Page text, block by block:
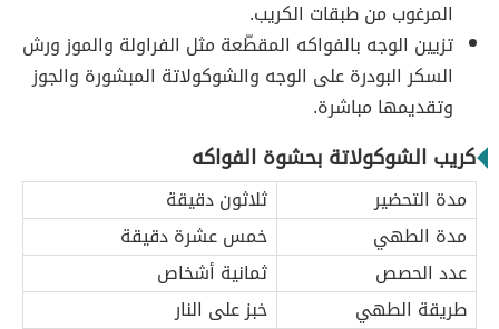
المرغوب من طبقات الكريب.
تزيين الوجه بالفواكه المقطّعة مثل الفراولة والموز ورش
السكر البودرة على الوجه والشوكولاتة المبشورة والجوز
وتقديمها مباشرة.
كريب الشوكولاتة بحشوة الفواكه
مدة التحضير
ثلاثون دقيقة
مدة الطهي
خمس عشرة دقيقة
عدد الحصص
ثمانية أشخاص
طريقة الطهي
خبز على النار